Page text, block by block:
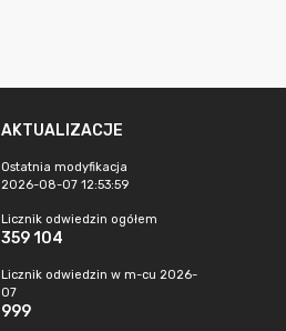
AKTUALIZACJE
Ostatnia modyfikacja
2026-08-07 12:53:59
Licznik odwiedzin ogółem
359 104
Licznik odwiedzin w m-cu 2026-
07
999